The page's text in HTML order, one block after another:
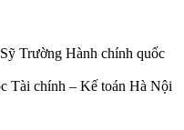
Trường Hành chính quốc
Tài chính – Kế toán Hà Nội